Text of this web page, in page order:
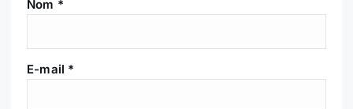
L
’
Nom *
E-mail *